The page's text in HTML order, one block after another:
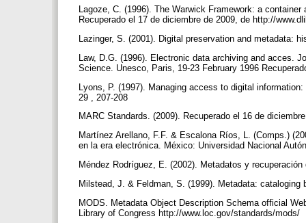
Lagoze, C. (1996). The Warwick Framework: a
Recuperado el 17 de diciembre de 2009, de http://
Lazinger, S. (2001). Digital preservation and metadata:
Law, D.G. (1996). Electronic data archiving and acces.
Science. Unesco, Paris, 19-23 February 1996
Lyons, P. (1997). Managing access to digital
29 , 207-208
MARC Standards. (2009). Recuperado el 16 de
Martínez Arellano, F.F. & Escalona Ríos, L. (Comps.)
en la era electrónica. México: Universidad Nacional
Méndez Rodríguez, E. (2002). Metadatos y
Milstead, J. & Feldman, S. (1999). Metadata:
MODS. Metadata Object Description Schema official
Library of Congress http://www.loc.gov/standards/mods/